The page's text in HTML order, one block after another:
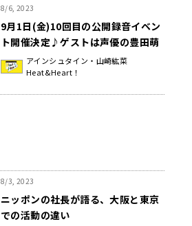
8/6, 2023
9月1日(金)10回目の公開録音イベン
ト開催決定♪ゲストは声優の豊田萌
絵さんが登場！『アインシュタイ
ン・山崎紘菜 Heat&Heart!』
アインシュタイン・山崎紘菜
Heat&Heart！
8/3, 2023
ニッポンの社長が語る、大阪と東京
での活動の違い